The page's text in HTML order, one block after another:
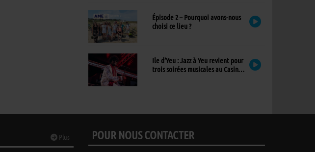
Épisode 2 – Pourquoi avons-nous
choisi ce lieu ?
Ile d’Yeu : Jazz à Yeu revient pour
trois soirées musicales au Casino,
Plus POUR NOUS CONTACTER